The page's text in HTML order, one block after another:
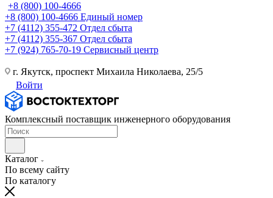
+8 (800) 100-4666
+8 (800) 100-4666 Единый номер
+7 (4112) 355-472 Отдел сбыта
+7 (4112) 355-367 Отдел сбыта
+7 (924) 765-70-19 Сервисный центр
г. Якутск, проспект Михаила Николаева, 25/5
Войти
Комплексный поставщик инженерного оборудования
Каталог
По всему сайту
По каталогу